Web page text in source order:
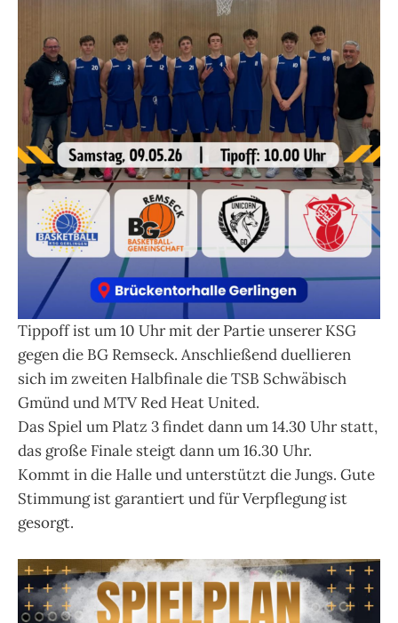
Tippoff ist um 10 Uhr mit der Partie unserer KSG
gegen die BG Remseck. Anschließend duellieren
sich im zweiten Halbfinale die TSB Schwäbisch
Gmünd und MTV Red Heat United.
Das Spiel um Platz 3 findet dann um 14.30 Uhr statt,
das große Finale steigt dann um 16.30 Uhr.
Kommt in die Halle und unterstützt die Jungs. Gute
Stimmung ist garantiert und für Verpflegung ist
gesorgt.